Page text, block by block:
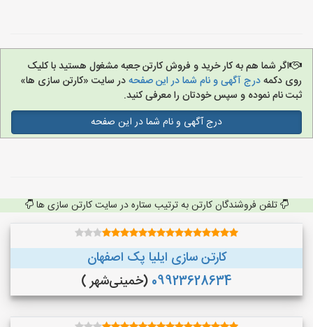
اگر شما هم به کار خرید و فروش کارتن جعبه مشغول هستید با کلیک
روی دکمهدرج آگهی و نام شما در این صفحهدر سایت «کارتن سازی ها»
ثبت نام نموده و سپس خودتان را معرفی کنید.
درج آگهی و نام شما در این صفحه
تلفن فروشندگان کارتن به ترتیب ستاره در سایت کارتن سازی ها
کارتن سازی ایلیا پک اصفهان
09923628634 (خمینی‌شهر )